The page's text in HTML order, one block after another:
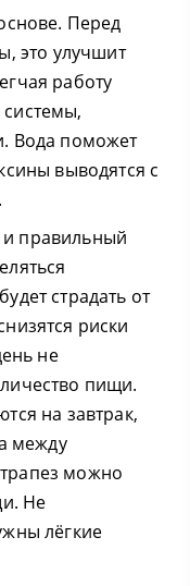
Перед
это улучшит
работу
Вода поможет
выводятся с
и правильный
страдать от
риски
не
пищи.
на завтрак,
между
можно
Не
лёгкие